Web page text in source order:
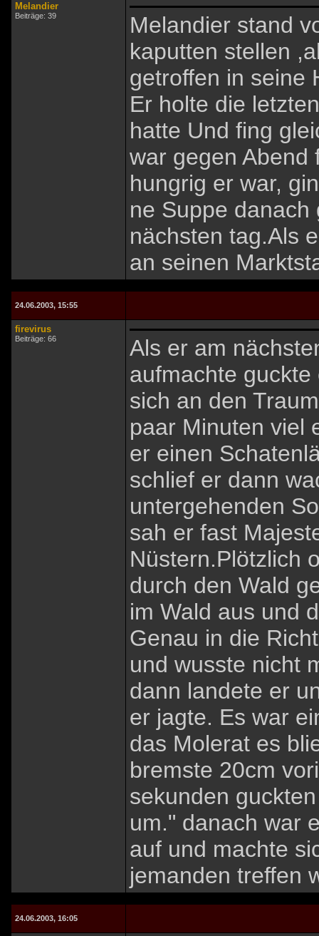
Melandier
Beiträge: 39
Melandier stand
kaputten stellen
getroffen in seine
Er holte die
hatte Und fing
war gegen Abend
hungrig er war,
ne Suppe
nächsten tag.Als
an seinen
24.06.2003, 15:55
firevirus
Beiträge: 66
Als er am
aufmachte
sich an den
paar Minuten viel
er einen
schlief er dann
untergehenden
sah er fast
Nüstern.Plötzlich
durch den Wald
im Wald aus und
Genau in die
und wusste nicht
dann landete er
er jagte. Es war
das Molerat es
bremste 20cm
sekunden
um." danach war
auf und machte
jemanden treffen
24.06.2003, 16:05